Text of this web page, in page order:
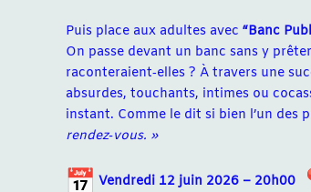
Puis place aux adultes avec “Banc
On passe devant un banc sans y
raconteraient‑elles ? À travers une
absurdes, touchants, intimes ou
instant. Comme le dit si bien l’un des
rendez‑vous. »
Vendredi 12 juin 2026 – 20h00